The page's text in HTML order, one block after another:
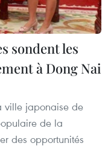
sondent les
à Dong Nai
ville japonaise de
de la
des opportunités